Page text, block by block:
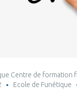
Centre de formation
Ecole de Funétique